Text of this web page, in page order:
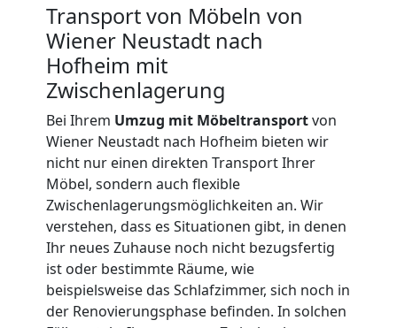
Transport von Möbeln von
Wiener Neustadt nach
Hofheim mit
Zwischenlagerung
Bei Ihrem Umzug mit Möbeltransportvon
Wiener Neustadt nach Hofheim bieten wir
nicht nur einen direkten Transport Ihrer
Möbel, sondern auch flexible
Zwischenlagerungsmöglichkeiten an. Wir
verstehen, dass es Situationen gibt, in denen
Ihr neues Zuhause noch nicht bezugsfertig
ist oder bestimmte Räume, wie
beispielsweise das Schlafzimmer, sich noch in
der Renovierungsphase befinden. In solchen
Neustadt
Umzug
und
Lagerung
Wiener
Neustadt